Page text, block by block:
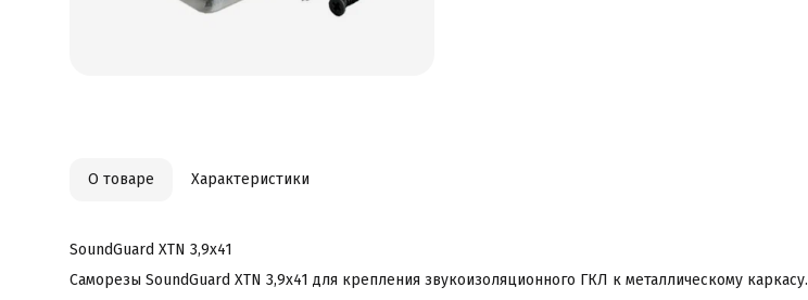
О товаре Характеристики
SoundGuard XTN 3,9x41
Саморезы SoundGuard XTN 3,9х41 для крепления звукоизоляционного ГКЛ к металлическому каркасу.